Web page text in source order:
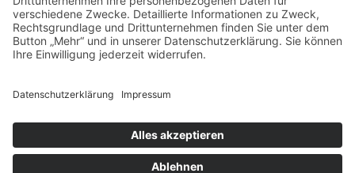
Sicherheitsabfrage*
Bitte rechnen Sie 1 plus 3.